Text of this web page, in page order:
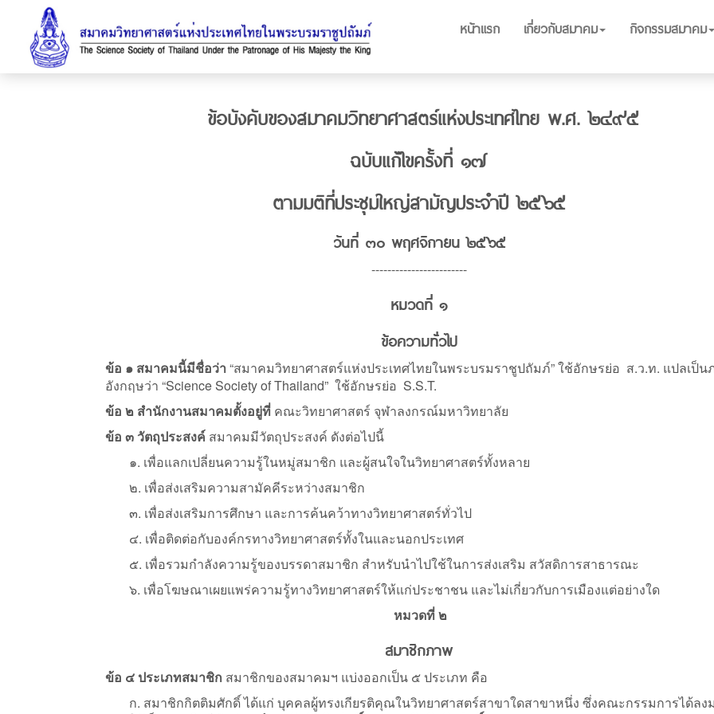
หน้าแรก เกี่ยวกับสมาคม กิจกรรมสมาคม
ข้อบังคับของสมาคมวิทยาศาสตร์แห่งประเทศไทย พ.ศ. ๒๔๙๕
ฉบับแก้ไขครั้งที่ ๑๗
ตามมติที่ประชุมใหญ่สามัญประจำปี ๒๕๖๕
วันที่ ๓๐ พฤศจิกายน ๒๕๖๕
------------------------
หมวดที่ ๑
ข้อความทั่วไป
ข้อ ๑ สมาคมนี้มีชื่อว่า “สมาคมวิทยาศาสตร์แห่งประเทศไทยในพระบรมราชูปถัมภ์” ใช้อักษรย่อ ส.ว.ท. แปลเป็น
อังกฤษว่า “Science Society of Thailand” ใช้อักษรย่อ S.S.T.
ข้อ ๒ สำนักงานสมาคมตั้งอยู่ที่ คณะวิทยาศาสตร์ จุฬาลงกรณ์มหาวิทยาลัย
ข้อ ๓ วัตถุประสงค์ สมาคมมีวัตถุประสงค์ ดังต่อไปนี้
๑. เพื่อแลกเปลี่ยนความรู้ในหมู่สมาชิก และผู้สนใจในวิทยาศาสตร์ทั้งหลาย
๒. เพื่อส่งเสริมความสามัคคีระหว่างสมาชิก
๓. เพื่อส่งเสริมการศึกษา และการค้นคว้าทางวิทยาศาสตร์ทั่วไป
๔. เพื่อติดต่อกับองค์กรทางวิทยาศาสตร์ทั้งในและนอกประเทศ
๕. เพื่อรวมกำลังความรู้ของบรรดาสมาชิก สำหรับนำไปใช้ในการส่งเสริม สวัสดิการสาธารณะ
๖. เพื่อโฆษณาเผยแพร่ความรู้ทางวิทยาศาสตร์ให้แก่ประชาชน และไม่เกี่ยวกับการเมืองแต่อย่างใด
หมวดที่ ๒
สมาชิกภาพ
ข้อ ๔ ประเภทสมาชิก สมาชิกของสมาคมฯ แบ่งออกเป็น ๕ ประเภท คือ
ก. สมาชิกกิตติมศักดิ์ ได้แก่ บุคคลผู้ทรงเกียรติคุณในวิทยาศาสตร์สาขาใดสาขาหนึ่ง ซึ่งคณะกรรมการได้ลง